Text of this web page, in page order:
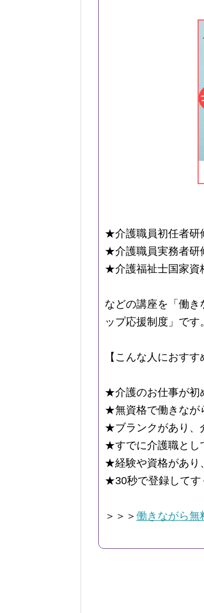
★介護職員初任者研
★介護職員実務者研
★介護福祉士国家資
などの講座を「働
ップ応援制度」です。
【こんな人におすす
★介護のお仕事が初
★無資格で働きなが
★ブランクがあり、
★すでに介護職とし
★経験や資格があり
★30秒で登録してす
＞＞＞ 働きながら無